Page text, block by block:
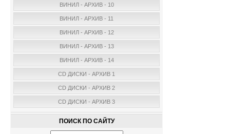
ВИНИЛ - АРХИВ - 10
ВИНИЛ - АРХИВ - 11
ВИНИЛ - АРХИВ - 12
ВИНИЛ - АРХИВ - 13
ВИНИЛ - АРХИВ - 14
CD ДИСКИ - АРХИВ 1
CD ДИСКИ - АРХИВ 2
CD ДИСКИ - АРХИВ 3
ПОИСК ПО САЙТУ